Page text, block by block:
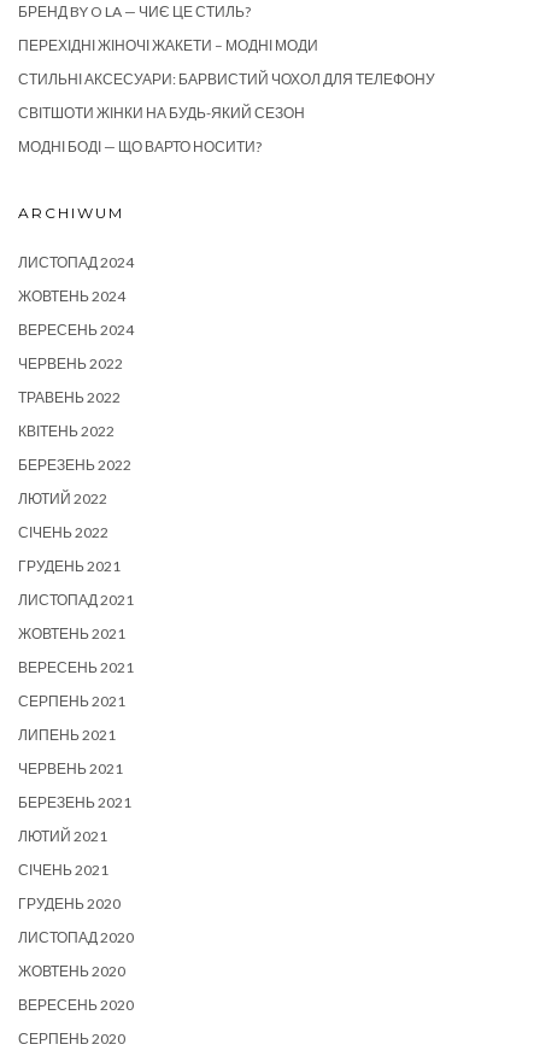
БРЕНД BY O LA — ЧИЄ ЦЕ СТИЛЬ?
ПЕРЕХІДНІ ЖІНОЧІ ЖАКЕТИ – МОДНІ МОДИ
СТИЛЬНІ АКСЕСУАРИ: БАРВИСТИЙ ЧОХОЛ ДЛЯ ТЕЛЕФОНУ
СВІТШОТИ ЖІНКИ НА БУДЬ-ЯКИЙ СЕЗОН
МОДНІ БОДІ — ЩО ВАРТО НОСИТИ?
ARCHIWUM
ЛИСТОПАД 2024
ЖОВТЕНЬ 2024
ВЕРЕСЕНЬ 2024
ЧЕРВЕНЬ 2022
ТРАВЕНЬ 2022
КВІТЕНЬ 2022
БЕРЕЗЕНЬ 2022
ЛЮТИЙ 2022
СІЧЕНЬ 2022
ГРУДЕНЬ 2021
ЛИСТОПАД 2021
ЖОВТЕНЬ 2021
ВЕРЕСЕНЬ 2021
СЕРПЕНЬ 2021
ЛИПЕНЬ 2021
ЧЕРВЕНЬ 2021
БЕРЕЗЕНЬ 2021
ЛЮТИЙ 2021
СІЧЕНЬ 2021
ГРУДЕНЬ 2020
ЛИСТОПАД 2020
ЖОВТЕНЬ 2020
ВЕРЕСЕНЬ 2020
СЕРПЕНЬ 2020